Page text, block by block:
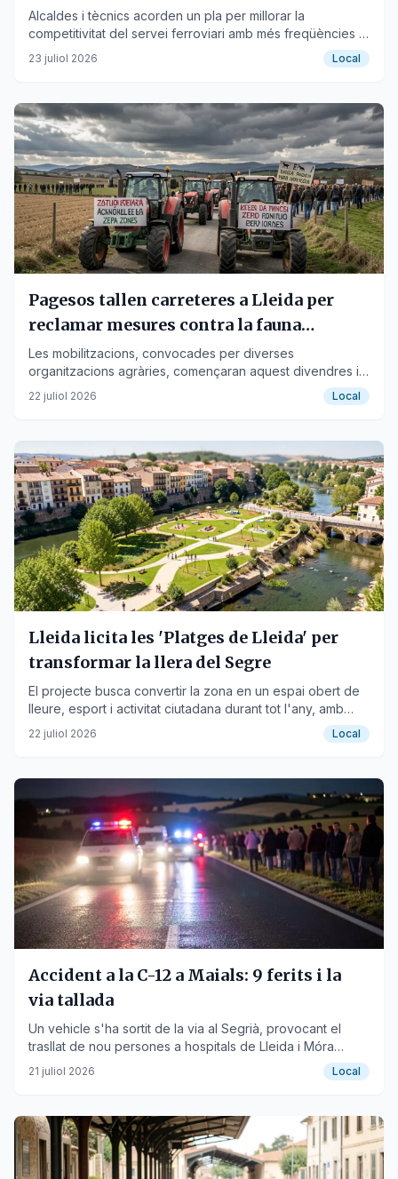
Alcaldes i tècnics acorden un pla per millorar la
competitivitat del servei ferroviari amb més freqüències i
un títol de transport únic.
23 juliol 2026 Local
Pagesos tallen carreteres a Lleida per
reclamar mesures contra la fauna
cinegètica
Les mobilitzacions, convocades per diverses
organitzacions agràries, començaran aquest divendres i
es repetiran durant l'estiu per exigir solucions a la
sobrepoblació de fauna.
22 juliol 2026 Local
Lleida licita les 'Platges de Lleida' per
transformar la llera del Segre
El projecte busca convertir la zona en un espai obert de
lleure, esport i activitat ciutadana durant tot l'any, amb
obertura prevista per a la primavera de 2027.
22 juliol 2026 Local
Accident a la C-12 a Maials: 9 ferits i la
via tallada
Un vehicle s'ha sortit de la via al Segrià, provocant el
trasllat de nou persones a hospitals de Lleida i Móra
d'Ebre.
21 juliol 2026 Local